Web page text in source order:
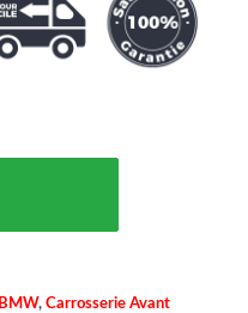
BMW, Carrosserie Avant